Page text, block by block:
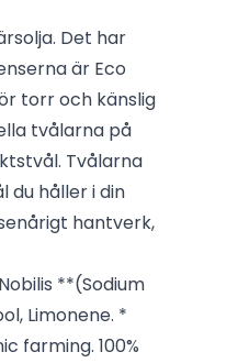
Det har
är Eco
torr och känslig
tvålarna på
Tvålarna
du håller i din
hantverk,
**(Sodium
Limonene. *
farming. 100%